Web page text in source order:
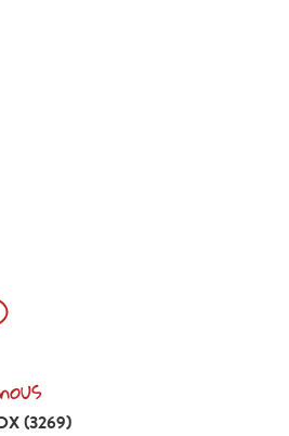
nous 1-844-323-EBOX (3269)
(3269)